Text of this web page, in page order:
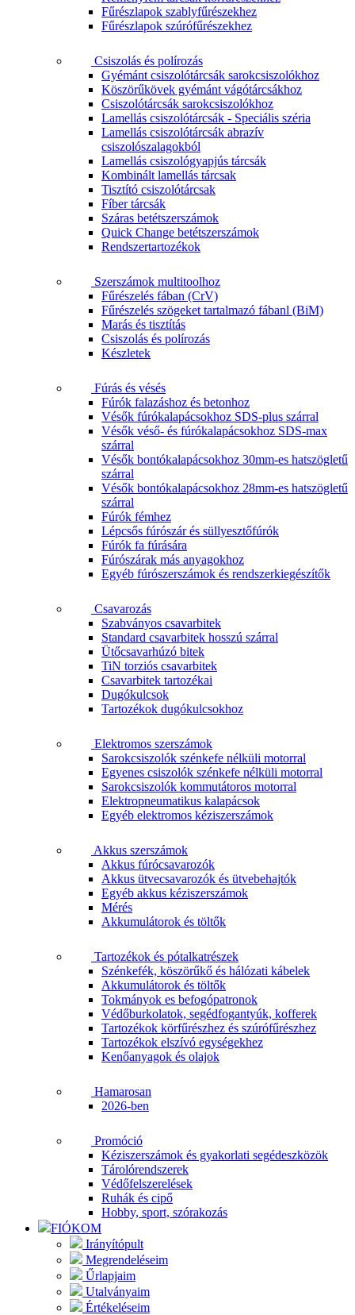
Fűrészlapok szablyfűrészekhez
Fűrészlapok szúrófűrészekhez
Csiszolás és polírozás
Gyémánt csiszolótárcsák sarokcsiszolókhoz
Köszörűkövek gyémánt vágótárcsákhoz
Csiszolótárcsák sarokcsiszolókhoz
Lamellás csiszolótárcsák - Speciális széria
Lamellás csiszolótárcsák abrazív
csiszolószalagokból
Lamellás csiszológyapjús tárcsák
Kombinált lamellás tárcsak
Tisztító csiszolótárcsak
Fíber tárcsák
Száras betétszerszámok
Quick Change betétszerszámok
Rendszertartozékok
Szerszámok multitoolhoz
Fűrészelés fában (CrV)
Fűrészelés szögeket tartalmazó fábanl (BiM)
Marás és tisztítás
Csiszolás és polírozás
Készletek
Fúrás és vésés
Fúrók falazáshoz és betonhoz
Vésők fúrókalapácsokhoz SDS-plus szárral
Vésők véső- és fúrókalapácsokhoz SDS-max
szárral
Vésők bontókalapácsokhoz 30mm-es hatszögletű
szárral
Vésők bontókalapácsokhoz 28mm-es hatszögletű
szárral
Fúrók fémhez
Lépcsős fúrószár és süllyesztőfúrók
Fúrók fa fúrására
Fúrószárak más anyagokhoz
Egyéb fúrószerszámok és rendszerkiegészítők
Csavarozás
Szabványos csavarbitek
Standard csavarbitek hosszú szárral
Ütőcsavarhúzó bitek
TiN torziós csavarbitek
Csavarbitek tartozékai
Dugókulcsok
Tartozékok dugókulcsokhoz
Elektromos szerszámok
Sarokcsiszolók szénkefe nélküli motorral
Egyenes csiszolók szénkefe nélküli motorral
Sarokcsiszolók kommutátoros motorral
Elektropneumatikus kalapácsok
Egyéb elektromos kéziszerszámok
Akkus szerszámok
Akkus fúrócsavarozók
Akkus ütvecsavarozók és ütvebehajtók
Egyéb akkus kéziszerszámok
Mérés
Akkumulátorok és töltők
Tartozékok és pótalkatrészek
Szénkefék, köszörűkő és hálózati kábelek
Akkumulátorok és töltők
Tokmányok es befogópatronok
Védőburkolatok, segédfogantyúk, kofferek
Tartozékok körfűrészhez és szúrófűrészhez
Tartozékok elszívó egységekhez
Kenőanyagok és olajok
Hamarosan
2026-ben
Promóció
Kéziszerszámok és gyakorlati segédeszközök
Tárolórendszerek
Védőfelszerelések
Ruhák és cipő
Hobby, sport, szórakozás
FIÓKOM
Irányítópult
Megrendeléseim
Űrlapjaim
Utalványaim
Értékeléseim